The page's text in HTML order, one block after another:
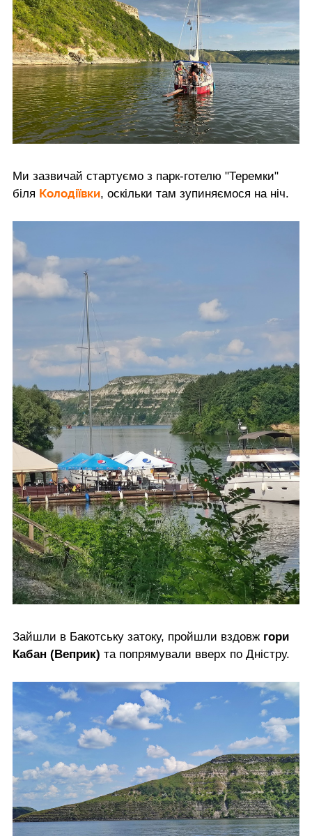
Ми зазвичай стартуємо з парк-готелю "Теремки"
біля Колодіївки, оскільки там зупиняємося на ніч.
Зайшли в Бакотську затоку, пройшли вздовж гори
Кабан (Веприк) та попрямували вверх по Дністру.